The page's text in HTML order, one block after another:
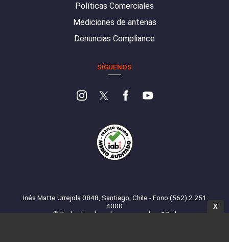
Políticas Comerciales
Mediciones de antenas
Denuncias Compliance
SÍGUENOS
Inés Matte Urrejola 0848, Santiago, Chile - Fono (562) 2 251
4000
© Todos los derechos reservados. 13.cl
X